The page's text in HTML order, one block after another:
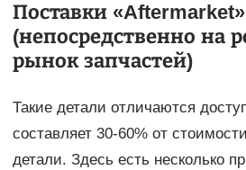
Поставки «Aftermarket»
(непосредственно на
рынок запчастей)
Такие детали отличаются
составляет 30-60% от
детали. Здесь есть несколько